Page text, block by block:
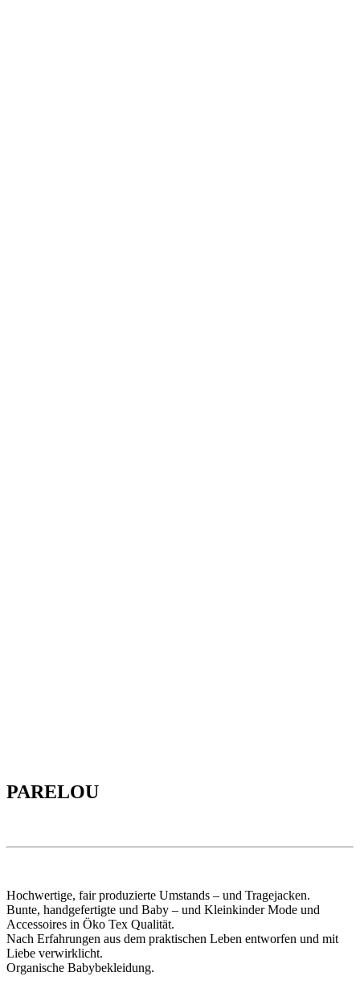
PARELOU
Hochwertige, fair produzierte Umstands – und Tragejacken.
Bunte, handgefertigte und Baby – und Kleinkinder Mode und
Accessoires in Öko Tex Qualität.
Nach Erfahrungen aus dem praktischen Leben entworfen und mit
Liebe verwirklicht.
Organische Babybekleidung.